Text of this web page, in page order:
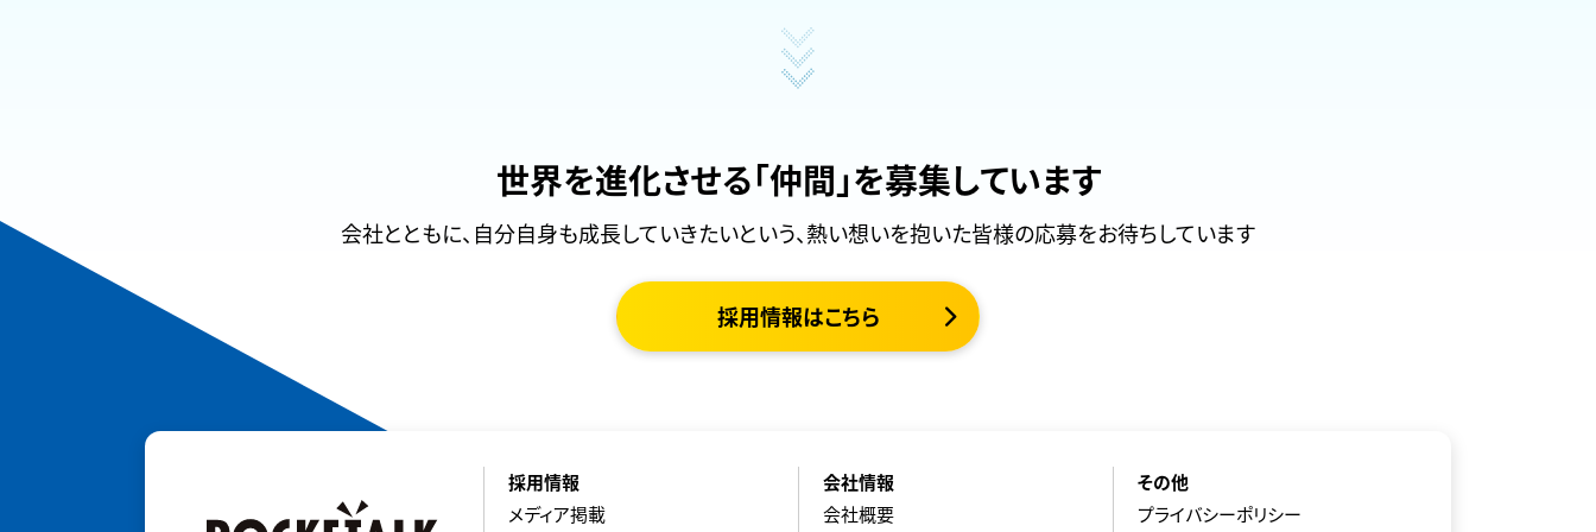
世界を進化させる「仲間」を募集しています
会社とともに、自分自身も成長していきたいという、熱い想いを抱いた皆様の応募をお待ちしています
採用情報はこちら
採用情報
メディア掲載
会社情報
会社概要
その他
プライバシーポリシー